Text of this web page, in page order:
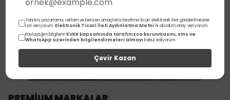
Tanıtım, pazarlama, reklam ve benzeri amaçlarla tarafıma ticari elektronik ileti gönderilmesine
izin veriyorum.Elektronik Ticari İleti Aydınlatma Metni 'ni okudum onay veriyorum.
Paylaştığım bilgilerinKVKK kapsamında tarafınızca korunmasını, sms ve
WhatsApp üzerinden bilgilendirmeleri almayı kabul ediyorum.
Çevir Kazan